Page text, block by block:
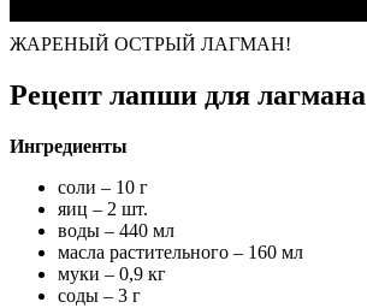
ЖАРЕНЫЙ ОСТРЫЙ ЛАГМАН!
Рецепт лапши для лагмана
Ингредиенты
соли – 10 г
яиц – 2 шт.
воды – 440 мл
масла растительного – 160 мл
муки – 0,9 кг
соды – 3 г